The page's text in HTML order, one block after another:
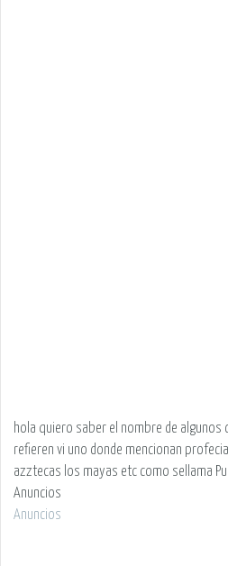
hola quiero saber el nombre de algunos
refieren vi uno donde mencionan
azztecas los mayas etc como sellama
Anuncios
Anuncios